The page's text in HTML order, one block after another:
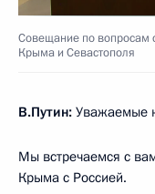
Совещание по вопросам
Крыма и Севастополя
В.Путин: Уважаемые
Мы встречаемся с
Крыма с Россией.